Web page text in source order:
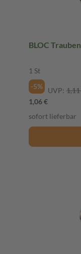
BLOC
1 St
-5%
UVP:
1,06 €
sofort lieferbar